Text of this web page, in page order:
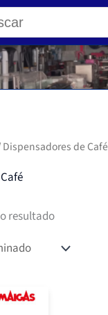
Dispensadores de Café
resultado